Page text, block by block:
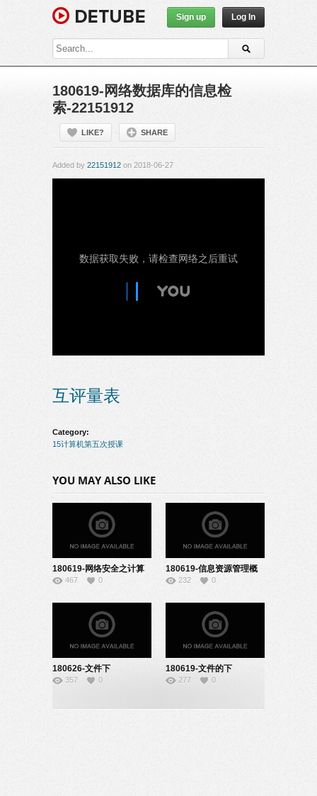
Sign up Log In
180619-网络数据库的信息检
索-22151912
LIKE? SHARE
Added by 22151912 on 2018-06-27
互评量表
Category:
15计算机第五次授课
YOU MAY ALSO LIKE
180619-网络安全之计算
机病毒-22151923
467 0
180619-信息资源管理概
述-22151925
232 0
180626-文件下
载-22151919
357 0
180619-文件的下
载-22151918
277 0